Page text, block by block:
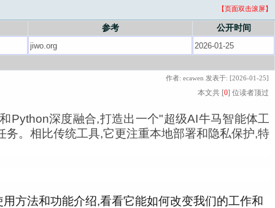
【页面双击滚屏】
参考 公开时间
作者: ecawen 发表于: [2026-01-25]
本文共 [0] 位读者顶过
深度融合,打造出一个"超级AI牛马智能体工
。相比传统工具,它更注重本地部署和隐私保护,特
方法和功能介绍,看看它能如何改变我们的工作和